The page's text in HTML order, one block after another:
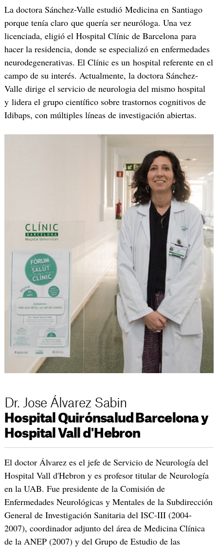
La doctora Sánchez-Valle estudió Medicina en Santiago
porque tenía claro que quería ser neuróloga. Una vez
licenciada, eligió el Hospital Clínic de Barcelona para
hacer la residencia, donde se especializó en enfermedades
neurodegenerativas. El Clínic es un hospital referente en el
campo de su interés. Actualmente, la doctora Sánchez-
Valle dirige el servicio de neurologia del mismo hospital
y lidera el grupo científico sobre trastornos cognitivos de
Idibaps, con múltiples líneas de investigación abiertas.
Dr. Jose Álvarez Sabin
Hospital Quirónsalud Barcelona y
Hospital Vall d'Hebron
El doctor Álvarez es el jefe de Servicio de Neurología del
Hospital Vall d'Hebron y es profesor titular de Neurología
en la UAB. Fue presidente de la Comisión de
Enfermedades Neurológicas y Mentales de la Subdirección
General de Investigación Sanitaria del ISC-III (2004-
2007), coordinador adjunto del área de Medicina Clínica
de la ANEP (2007) y del Grupo de Estudio de las